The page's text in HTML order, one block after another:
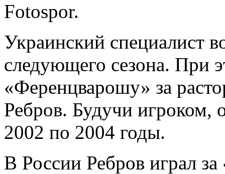
Fotospor.
Украинский специалист
следующего сезона. При
«Ференцварошу» за
Ребров. Будучи игроком,
2002 по 2004 годы.
В России Ребров играл